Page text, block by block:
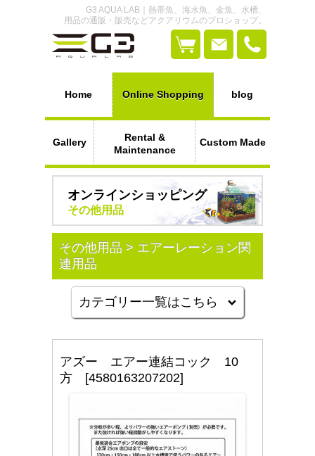
G3 AQUA LAB｜熱帯魚、海水魚、金魚、水槽、
用品の通販・販売などアクアリウムのプロショップ。
Home Online Shopping blog
Gallery
Rental &
Maintenance
Custom Made
オンラインショッピング
その他用品
その他用品 > エアーレーション関
連用品
カテゴリー一覧はこちら
アズー エアー連結コック 10
方 [4580163207202]